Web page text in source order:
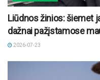
Liūdnos žinios: šiemet
dažnai pažįstamose
2026-07-23